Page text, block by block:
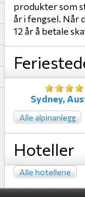
produkter som
år i fengsel. Når
12 år å betale
Sydney,
Alle alpinanlegg
Hoteller
Alle hotellene